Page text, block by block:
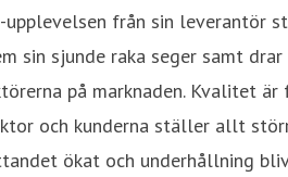
från sin leverantör
sin sjunde raka seger samt
på marknaden. Kvalitet
och kunderna ställer allt
ökat och underhållning